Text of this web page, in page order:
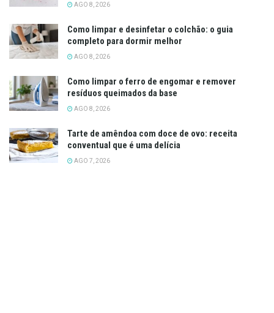
AGO 8, 2026
Como limpar e desinfetar o colchão: o guia
completo para dormir melhor
AGO 8, 2026
Como limpar o ferro de engomar e remover
resíduos queimados da base
AGO 8, 2026
Tarte de amêndoa com doce de ovo: receita
conventual que é uma delícia
AGO 7, 2026